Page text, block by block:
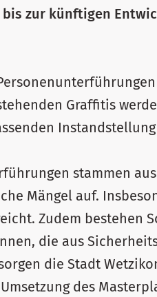
zur künftigen
Graffitis
stammen
Mängel auf.
Zudem bestehen
die aus
die Stadt
des